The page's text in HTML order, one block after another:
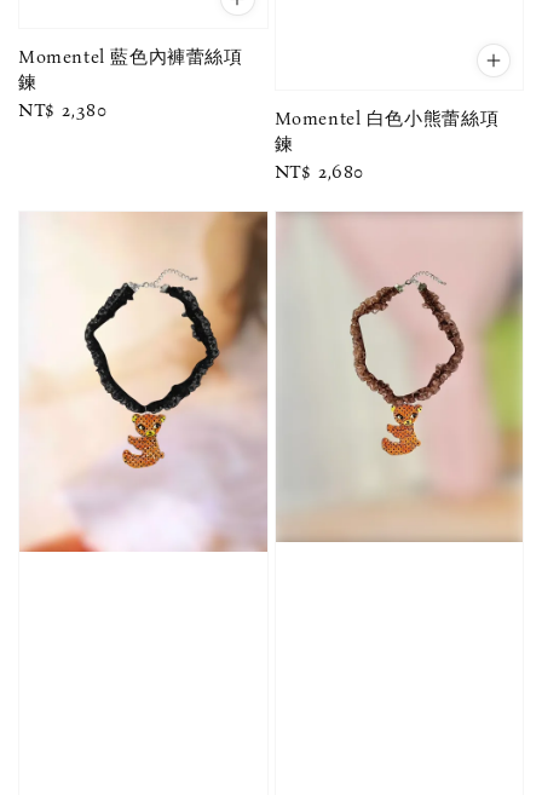
Momentel 藍色內褲蕾絲項
鍊
Regular
NT$ 2,380
Momentel 白色小熊蕾絲項
鍊
Regular
NT$ 2,680